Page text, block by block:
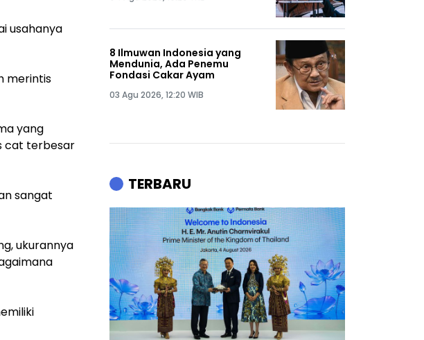
usahanya
merintis
yang
cat terbesar
sangat
ukurannya
8 Ilmuwan Indonesia yang
Mendunia, Ada Penemu
Fondasi Cakar Ayam
03 Agu 2026, 12:20 WIB
TERBARU